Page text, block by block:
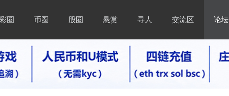
彩圈 币圈 股圈 悬赏 寻人 交流区 论坛